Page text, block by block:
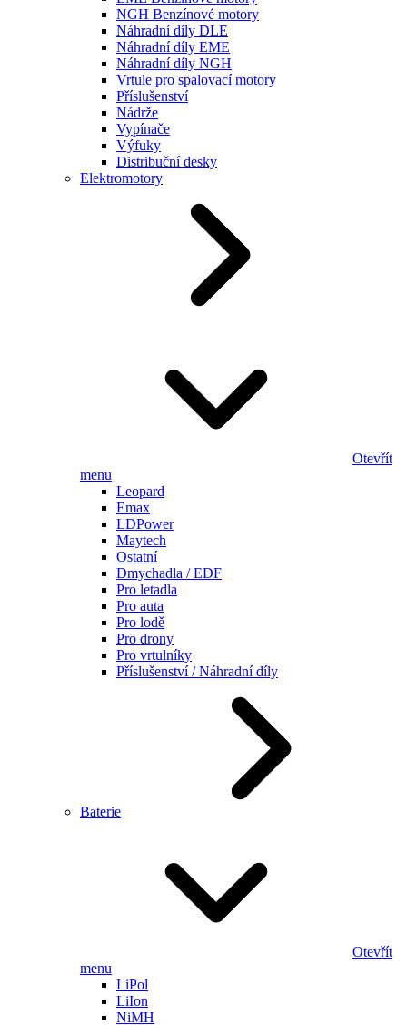
NGH Benzínové motory
Náhradní díly DLE
Náhradní díly EME
Náhradní díly NGH
Vrtule pro spalovací motory
Příslušenství
Nádrže
Vypínače
Výfuky
Distribuční desky
Elektromotory
Otevřít
menu
Leopard
Emax
LDPower
Maytech
Ostatní
Dmychadla / EDF
Pro letadla
Pro auta
Pro lodě
Pro drony
Pro vrtulníky
Příslušenství / Náhradní díly
Baterie
Otevřít
menu
LiPol
LiIon
NiMH